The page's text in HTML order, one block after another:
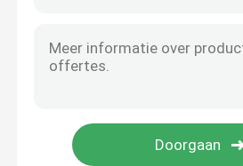
Hydraulische Terugslagkleppen